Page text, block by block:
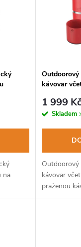
na
kávovar
1 999
Skladem
Outdoorový
kávovar
praženou